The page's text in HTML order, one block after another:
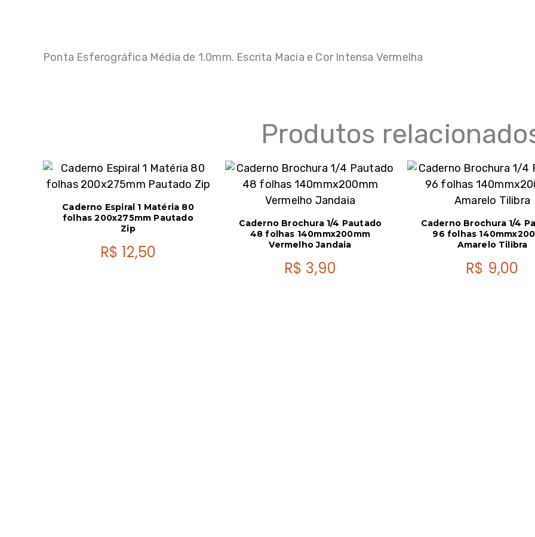
Ponta Esferográfica Média de 1.0mm. Escrita Macia e Cor Intensa Vermelha
Produtos
Caderno Espiral 1 Matéria 80
folhas 200x275mm Pautado
Zip
R$ 12,50
Caderno Brochura 1/4 Pautado
48 folhas 140mmx200mm
Vermelho Jandaia
R$ 3,90
Caderno Brochura 1/4
96 folhas
Amarelo Tilibra
R$ 9,00